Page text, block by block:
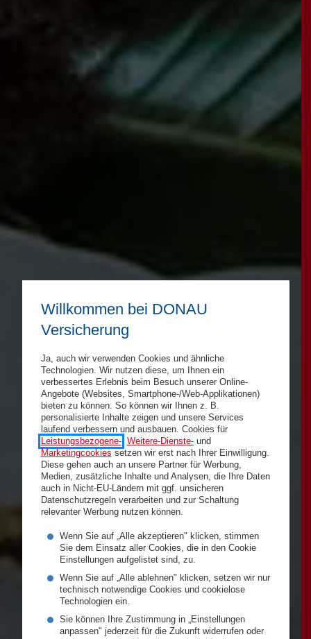
Willkommen bei DONAU
Versicherung
Ja, auch wir verwenden Cookies und ähnliche
Technologien. Wir nutzen diese, um Ihnen ein
verbessertes Erlebnis beim Besuch unserer Online-
Angebote (Websites, Smartphone-/Web-Applikationen)
bieten zu können. So können wir Ihnen z. B.
personalisierte Inhalte zeigen und unsere Services
laufend verbessern und ausbauen. Cookies für
Leistungsbezogene-, Weitere-Dienste-und
Marketingcookies setzen wir erst nach Ihrer Einwilligung.
Diese gehen auch an unsere Partner für Werbung,
Medien, zusätzliche Inhalte und Analysen, die Ihre Daten
auch in Nicht-EU-Ländern mit ggf. unsicheren
Datenschutzregeln verarbeiten und zur Schaltung
relevanter Werbung nutzen können.
Wenn Sie auf „Alle akzeptieren" klicken, stimmen
Sie dem Einsatz aller Cookies, die in den Cookie
Einstellungen aufgelistet sind, zu.
Wenn Sie auf „Alle ablehnen" klicken, setzen wir nur
technisch notwendige Cookies und cookielose
Technologien ein.
Sie können Ihre Zustimmung in „Einstellungen
anpassen" jederzeit für die Zukunft widerrufen oder